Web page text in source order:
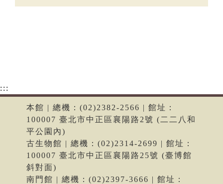
:::
本館 | 總機：(02)2382-2566 | 館址：
100007 臺北市中正區襄陽路2號 (二二八和
平公園內)
古生物館 | 總機：(02)2314-2699 | 館址：
100007 臺北市中正區襄陽路25號 (臺博館
斜對面)
南門館 | 總機：(02)2397-3666 | 館址：